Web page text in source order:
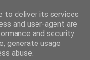
to deliver its services
and user-agent are
and security
generate usage
abuse.